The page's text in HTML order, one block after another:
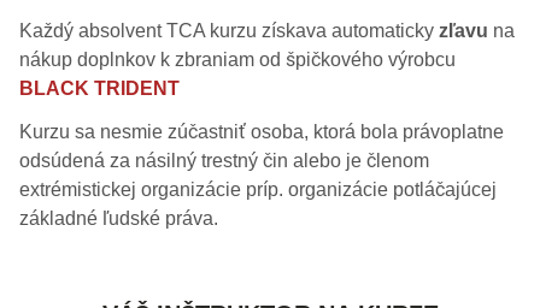
Každý absolvent TCA kurzu získava automaticky zľavu na
nákup doplnkov k zbraniam od špičkového výrobcu
BLACK TRIDENT
Kurzu sa nesmie zúčastniť osoba, ktorá bola právoplatne
odsúdená za násilný trestný čin alebo je členom
extrémistickej organizácie príp. organizácie potláčajúcej
základné ľudské práva.